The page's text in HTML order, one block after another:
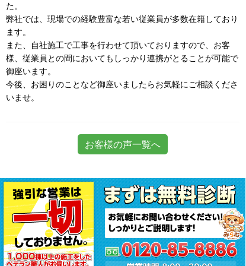
た。
弊社では、現場での経験豊富な若い従業員が多数在籍しており
ます。
また、自社施工で工事を行わせて頂いておりますので、お客
様、従業員との間においてもしっかり連携がとることが可能で
御座います。
今後、お困りのことなど御座いましたらお気軽にご相談くださ
いませ。
お客様の声一覧へ